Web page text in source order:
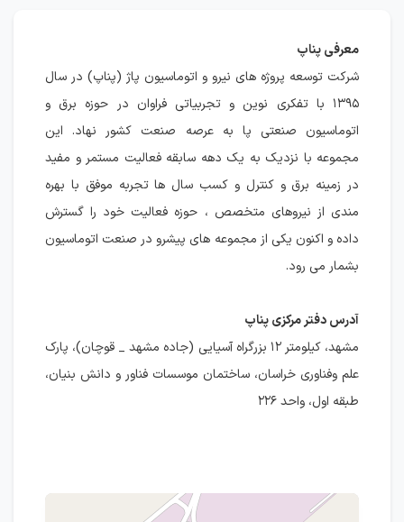
معرفی پناپ
شرکت توسعه پروژه­ های نیرو و اتوماسیون پاژ (پناپ) در سال
۱۳۹۵ با تفکری نوین و تجربیاتی فراوان در حوزه برق و
اتوماسیون صنعتی پا به عرصه صنعت کشور نهاد. این
مجموعه با نزدیک به یک دهه سابقه فعالیت مستمر و مفید
در زمینه برق و کنترل و کسب سال ها تجربه موفق با بهره
مندی از نیروهای متخصص ، حوزه فعالیت خود را گسترش
داده و اکنون یکی از مجموعه های پیشرو در صنعت اتوماسیون
بشمار می رود.
آدرس دفتر مرکزی پناپ
مشهد، کیلومتر ۱۲ بزرگراه آسیایی (جاده مشهد _ قوچان)، پارک
علم وفناوری خراسان، ساختمان موسسات فناور و دانش بنیان،
طبقه اول، واحد ۲۲۶